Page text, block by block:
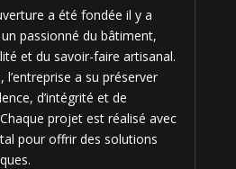
a été fondée il y a
passionné du bâtiment,
et du savoir-faire artisanal.
l’entreprise a su préserver
d’intégrité et de
projet est réalisé avec
pour offrir des solutions